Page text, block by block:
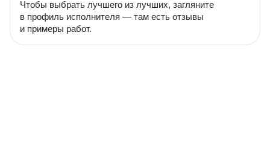
Чтобы выбрать лучшего из лучших, загляните
в профиль исполнителя — там есть отзывы
и примеры работ.